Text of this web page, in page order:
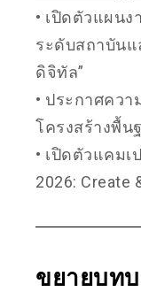
• เปิดตัวแผน
ระดับสถาบันแ
ดิจิทัล”
• ประกาศคว
โครงสร้างพื้น
• เปิดตัวแคมเ
2026: Create
ขยายบทบ